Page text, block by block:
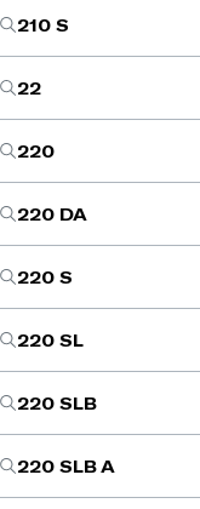
210 S
22
220
220 DA
220 S
220 SL
220 SLB
220 SLB A